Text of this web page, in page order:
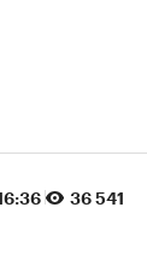
36 541